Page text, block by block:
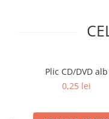
Mine pentru creioane
Plic CD/DVD alb
0,25 lei